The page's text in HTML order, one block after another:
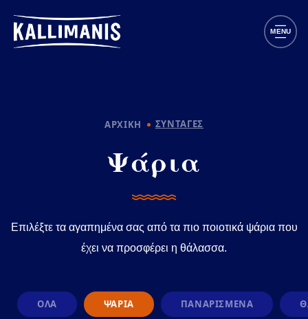
MENU
ΑΡΧΙΚΗ ΣΥΝΤΑΓΕΣ
Ψάρια
Επιλέξτε τα αγαπημένα σας από τα πιο ποιοτικά ψάρια που
έχει να προσφέρει η θάλασσα.
Φίλτρα συνταγών
ΌΛΑ ΨΑΡΙΑ ΠΑΝΑΡΙΣΜΕΝΑ